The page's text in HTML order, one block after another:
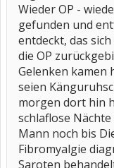
Wieder OP -
gefunden und
entdeckt, das
die OP
Gelenken kamen
seien
morgen dort hin
schlaflose
Mann noch bis
Fibromyalgie
Saroten